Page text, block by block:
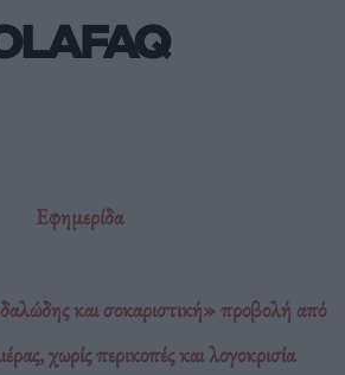
Εφημερίδα
και σοκαριστική» προβολή από
χωρίς περικοπές και λογοκρισία